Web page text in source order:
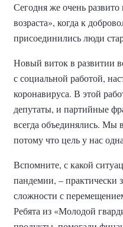
Сегодня же очень развито
возраста», когда к
присоединились люди
Новый виток в развитии
с социальной работой,
коронавируса. В этой
депутаты, и партийные
всегда объединялись. Мы
потому что цель у нас
Вспомните, с какой
пандемии, – практически
сложности с
Ребята из «Молодой